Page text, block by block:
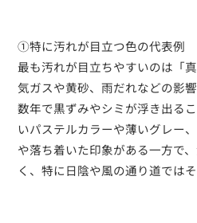
①特に汚れが目立つ色の代表例
最も汚れが目立ちやすいのは「
気ガスや黄砂、雨だれなどの影
数年で黒ずみやシミが浮き出る
いパステルカラーや薄いグレー
や落ち着いた印象がある一方で
く、特に日陰や風の通り道では